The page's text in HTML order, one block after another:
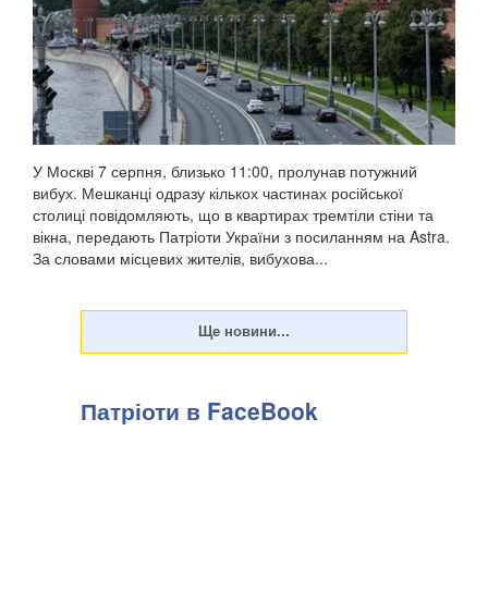
У Москві 7 серпня, близько 11:00, пролунав потужний
вибух. Мешканці одразу кількох частинах російської
столиці повідомляють, що в квартирах тремтіли стіни та
вікна, передають Патріоти України з посиланням на Astra.
За словами місцевих жителів, вибухова...
Патріоти в FaceBook